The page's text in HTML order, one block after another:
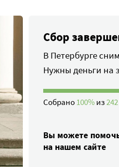
Сбор
В Петербурге
Нужны деньги на
Собрано100%из
Вы можете
на нашем сайте